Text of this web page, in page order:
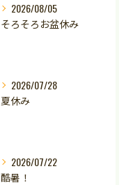
2026/08/05
そろそろお盆休み
2026/07/28
夏休み
2026/07/22
酷暑！